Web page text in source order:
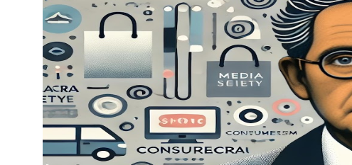
Menjelajahi Hakikat Etika: Sebuah Refleksi dari Aristoteles hingga
Good Is Good: Menyingkap Hakikat Kebaikan Bersama George
Kebebasan Sebagai Jembatan Transendensi: Menyelami Filsafat